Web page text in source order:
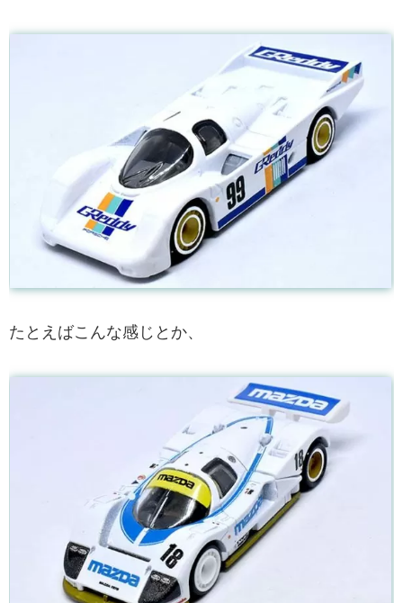
たとえばこんな感じとか、